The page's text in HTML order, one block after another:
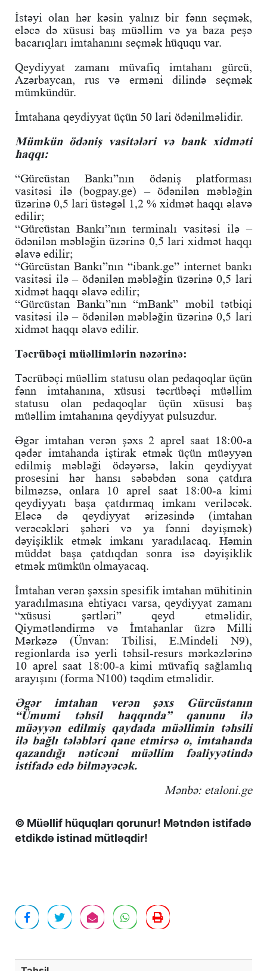
İstəyi olan hər kəsin yalnız bir fənn seçmək,
eləcə də xüsusi baş müəllim və ya baza peşə
bacarıqları imtahanını seçmək hüququ var.
Qeydiyyat zamanı müvafiq imtahanı gürcü,
Azərbaycan, rus və erməni dilində seçmək
mümkündür.
İmtahana qeydiyyat üçün 50 lari ödənilməlidir.
Mümkün ödəniş vasitələri və bank xidməti
haqqı:
“Gürcüstan Bankı”nın ödəniş platforması
vasitəsi ilə (bogpay.ge) – ödənilən məbləğin
üzərinə 0,5 lari üstəgəl 1,2 % xidmət haqqı əlavə
edilir;
“Gürcüstan Bankı”nın terminalı vasitəsi ilə –
ödənilən məbləğin üzərinə 0,5 lari xidmət haqqı
əlavə edilir;
“Gürcüstan Bankı”nın “ibank.ge” internet bankı
vasitəsi ilə – ödənilən məbləğin üzərinə 0,5 lari
xidmət haqqı əlavə edilir;
“Gürcüstan Bankı”nın “mBank” mobil tətbiqi
vasitəsi ilə – ödənilən məbləğin üzərinə 0,5 lari
xidmət haqqı əlavə edilir.
Təcrübəçi müəllimlərin nəzərinə:
Təcrübəçi müəllim statusu olan pedaqoqlar üçün
fənn imtahanına, xüsusi təcrübəçi müəllim
statusu olan pedaqoqlar üçün xüsusi baş
müəllim imtahanına qeydiyyat pulsuzdur.
Əgər imtahan verən şəxs 2 aprel saat 18:00-a
qədər imtahanda iştirak etmək üçün müəyyən
edilmiş məbləği ödəyərsə, lakin qeydiyyat
prosesini hər hansı səbəbdən sona çatdıra
bilməzsə, onlara 10 aprel saat 18:00-a kimi
qeydiyyatı başa çatdırmaq imkanı veriləcək.
Eləcə də qeydiyyat ərizəsində (imtahan
verəcəkləri şəhəri və ya fənni dəyişmək)
dəyişiklik etmək imkanı yaradılacaq. Həmin
müddət başa çatdıqdan sonra isə dəyişiklik
etmək mümkün olmayacaq.
İmtahan verən şəxsin spesifik imtahan mühitinin
yaradılmasına ehtiyacı varsa, qeydiyyat zamanı
“xüsusi şərtləri” qeyd etməlidir,
Qiymətləndirmə və İmtahanlar üzrə Milli
Mərkəzə (Ünvan: Tbilisi, E.Mindeli N9),
regionlarda isə yerli təhsil-resurs mərkəzlərinə
10 aprel saat 18:00-a kimi müvafiq sağlamlıq
arayışını (forma N100) təqdim etməlidir.
Əgər imtahan verən şəxs Gürcüstanın
“Ümumi təhsil haqqında” qanunu ilə
müəyyən edilmiş qaydada müəllimin təhsili
ilə bağlı tələbləri qane etmirsə o, imtahanda
qazandığı nəticəni müəllim fəaliyyətində
istifadə edə bilməyəcək.
Mənbə: etaloni.ge
© Müəllif hüquqları qorunur! Mətndən istifadə
etdikdə istinad mütləqdir!